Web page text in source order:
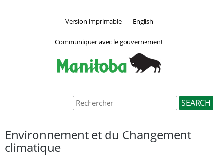
Version imprimable English
Communiquer avec le gouvernement
Environnement et du Changement
climatique